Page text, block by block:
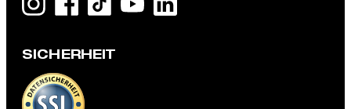
99,95 €
inkl. MwSt
SICHERHEIT